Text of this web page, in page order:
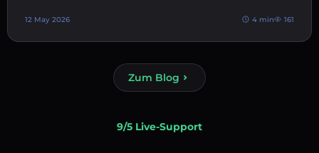
12 May 2026 4 min 161
Zum Blog
9/5 Live-Support